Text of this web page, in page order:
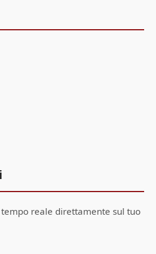
reale direttamente sul tuo